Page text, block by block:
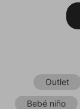
Outlet
Bebé niño